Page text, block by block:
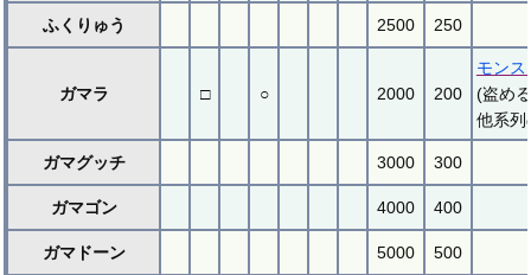
ふくりゅう 2500 250
ガマラ □ ○ 2000 200
モンス
(盗め
他系列
ガマグッチ 3000 300
ガマゴン 4000 400
ガマドーン 5000 500